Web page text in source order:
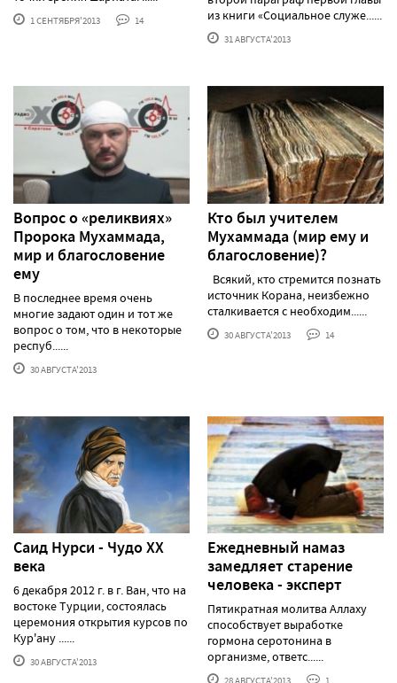
1 СЕНТЯБРЯ'2013 14
из книги «Социальное служе......
31 АВГУСТА'2013
Вопрос о «реликвиях»
Пророка Мухаммада,
мир и благословение
ему
В последнее время очень
многие задают один и тот же
вопрос о том, что в некоторые
респуб......
30 АВГУСТА'2013
Кто был учителем
Мухаммада (мир ему и
благословение)?
Всякий, кто стремится познать
источник Корана, неизбежно
сталкивается с необходим......
30 АВГУСТА'2013 14
Саид Нурси - Чудо XX
века
6 декабря 2012 г. в г. Ван, что на
востоке Турции, состоялась
церемония открытия курсов по
Кур'ану ......
30 АВГУСТА'2013
Ежедневный намаз
замедляет старение
человека - эксперт
Пятикратная молитва Аллаху
способствует выработке
гормона серотонина в
организме, ответс......